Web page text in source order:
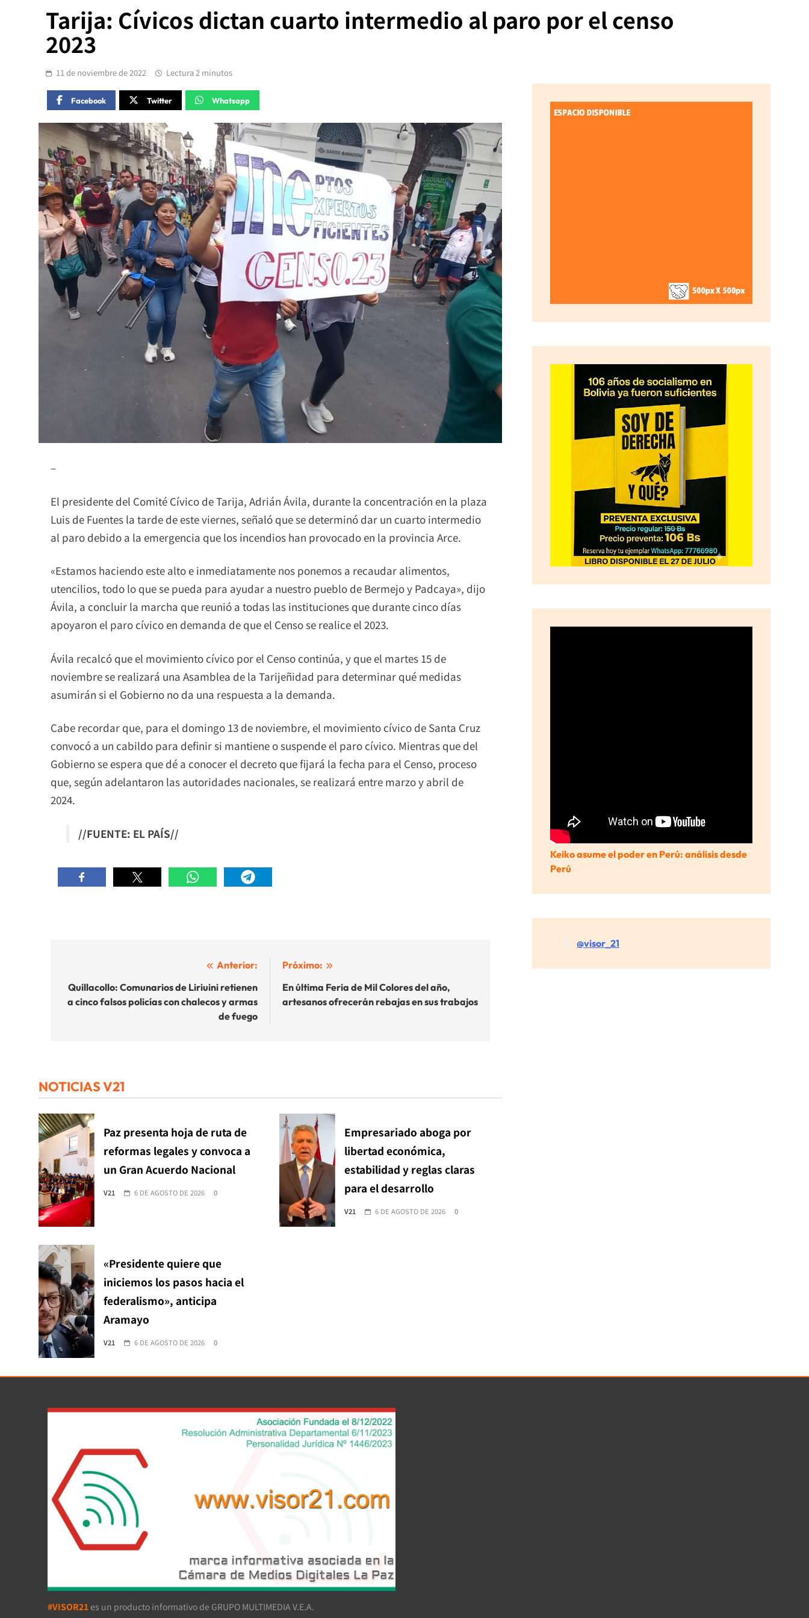
Tarija: Cívicos dictan cuarto intermedio al paro por el censo
2023
11 de noviembre de 2022 Lectura 2 minutos
Facebook Twitter Whatsapp
–
El presidente del Comité Cívico de Tarija, Adrián Ávila, durante la concentración en la plaza
Luis de Fuentes la tarde de este viernes, señaló que se determinó dar un cuarto intermedio
al paro debido a la emergencia que los incendios han provocado en la provincia Arce.
«Estamos haciendo este alto e inmediatamente nos ponemos a recaudar alimentos,
utencilios, todo lo que se pueda para ayudar a nuestro pueblo de Bermejo y Padcaya», dijo
Ávila, a concluir la marcha que reunió a todas las instituciones que durante cinco días
apoyaron el paro cívico en demanda de que el Censo se realice el 2023.
Ávila recalcó que el movimiento cívico por el Censo continúa, y que el martes 15 de
noviembre se realizará una Asamblea de la Tarijeñidad para determinar qué medidas
asumirán si el Gobierno no da una respuesta a la demanda.
Cabe recordar que, para el domingo 13 de noviembre, el movimiento cívico de Santa Cruz
convocó a un cabildo para definir si mantiene o suspende el paro cívico. Mientras que del
Gobierno se espera que dé a conocer el decreto que fijará la fecha para el Censo, proceso
que, según adelantaron las autoridades nacionales, se realizará entre marzo y abril de
2024.
//FUENTE: EL PAÍS//
de
entradas
Anterior:
Quillacollo: Comunarios de Liriuini retienen
a cinco falsos policías con chalecos y armas
de fuego
Próximo:
En última Feria de Mil Colores del año,
artesanos ofrecerán rebajas en sus trabajos
NOTICIAS V21
Paz presenta hoja de ruta de
reformas legales y convoca a
un Gran Acuerdo Nacional
V21 6 DE AGOSTO DE 2026 0
Empresariado aboga por
libertad económica,
estabilidad y reglas claras
para el desarrollo
V21 6 DE AGOSTO DE 2026 0
«Presidente quiere que
iniciemos los pasos hacia el
federalismo», anticipa
Aramayo
V21 6 DE AGOSTO DE 2026 0
Keiko asume el poder en Perú: análisis desde
Perú
@visor_21
#VISOR21 es un producto informativo de GRUPO MULTIMEDIA V.E.A.